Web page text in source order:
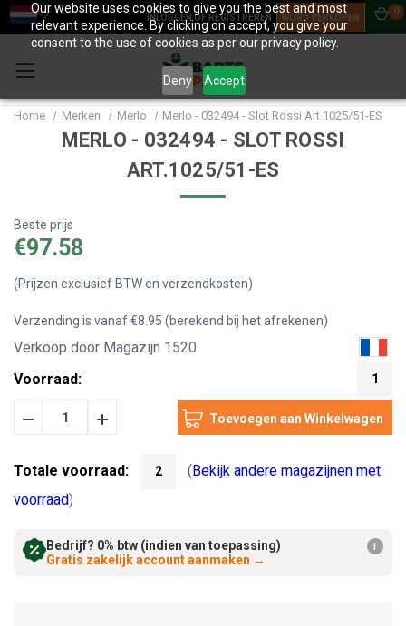
Our website uses cookies to give you the best and most
relevant experience. By clicking on accept, you give your
consent to the use of cookies as per our privacy policy.
Deny Accept
INLOGGEN OF REGISTREREN WORD VERKOPER
0
Home Merken Merlo Merlo - 032494 - Slot Rossi Art.1025/51-ES
MERLO - 032494 - SLOT ROSSI
ART.1025/51-ES
Beste prijs
€97.58
(Prijzen exclusief BTW en verzendkosten)
Verzending is vanaf €8.95 (berekend bij het afrekenen)
Verkoop door Magazijn 1520
Voorraad:
1
HoeveelheidHoeveelheid
Totale voorraad: 2 ( Bekijk andere magazijnen met
voorraad)
Bedrijf? 0% btw (indien van toepassing)
Gratis zakelijk account aanmaken →
i